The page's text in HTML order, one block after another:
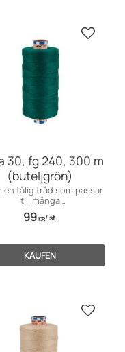
hinzufügen
30, fg 240, 300 m
(buteljgrön)
en tålig tråd som passar
till många
främst
kapell, möbler och
effektsömnad.
99KR/st.
Zu
KAUFEN
hinzufügen Zu